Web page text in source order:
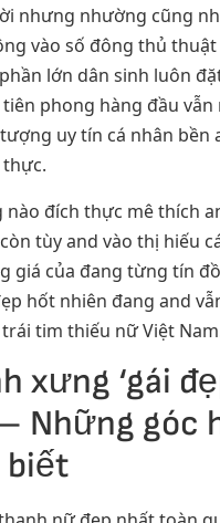
nhưng nhường cũng
vào số đông thủ
lớn dân sinh luôn
phong hàng đầu vẫn
uy tín cá nhân bền
thực.
nào đích thực mê thích
tùy and vào thị hiếu
giá của đang từng tín
hốt nhiên đang and
tim thiếu nữ Việt
xưng ‘gái
Những góc
biết